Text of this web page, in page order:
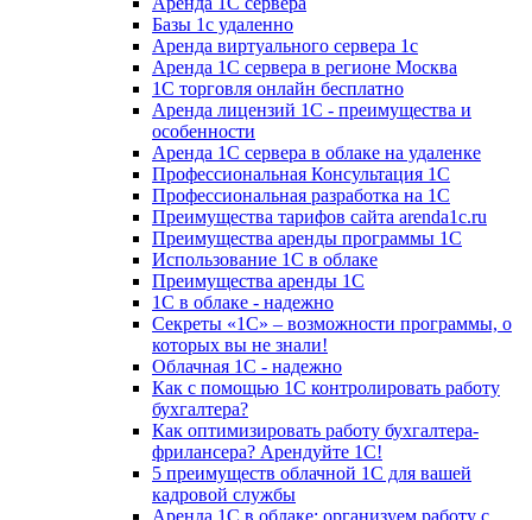
Базы 1с удаленно
Аренда виртуального сервера 1с
Аренда 1С сервера в регионе Москва
1С торговля онлайн бесплатно
Аренда лицензий 1С - преимущества и
особенности
Аренда 1С сервера в облаке на удаленке
Профессиональная Консультация 1С
Профессиональная разработка на 1С
Преимущества тарифов сайта arenda1c.ru
Преимущества аренды программы 1С
Использование 1С в облаке
Преимущества аренды 1С
1С в облаке - надежно
Секреты «1С» – возможности программы, о
которых вы не знали!
Облачная 1С - надежно
Как с помощью 1С контролировать работу
бухгалтера?
Как оптимизировать работу бухгалтера-
фрилансера? Арендуйте 1С!
5 преимуществ облачной 1С для вашей
кадровой службы
Аренда 1С в облаке: организуем работу с